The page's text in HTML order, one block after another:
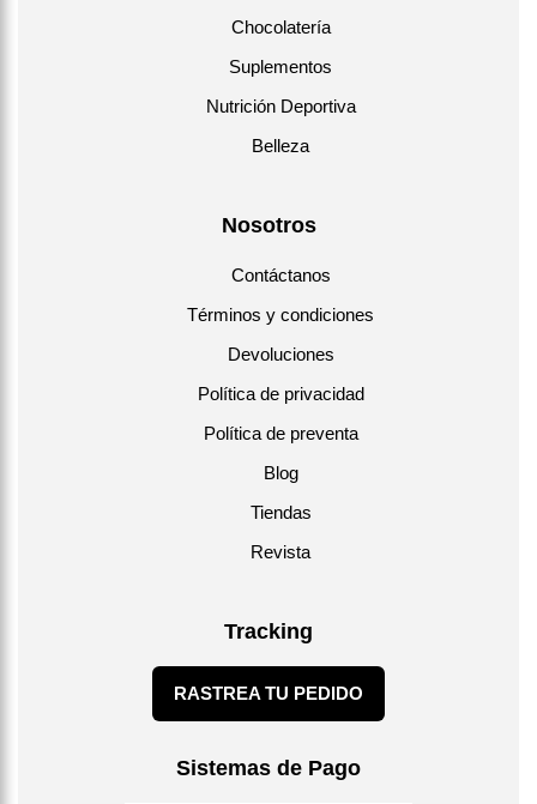
Chocolatería
Suplementos
Nutrición Deportiva
Belleza
Nosotros
Contáctanos
Términos y condiciones
Devoluciones
Política de privacidad
Política de preventa
Blog
Tiendas
Revista
Tracking
RASTREA TU PEDIDO
Sistemas de Pago